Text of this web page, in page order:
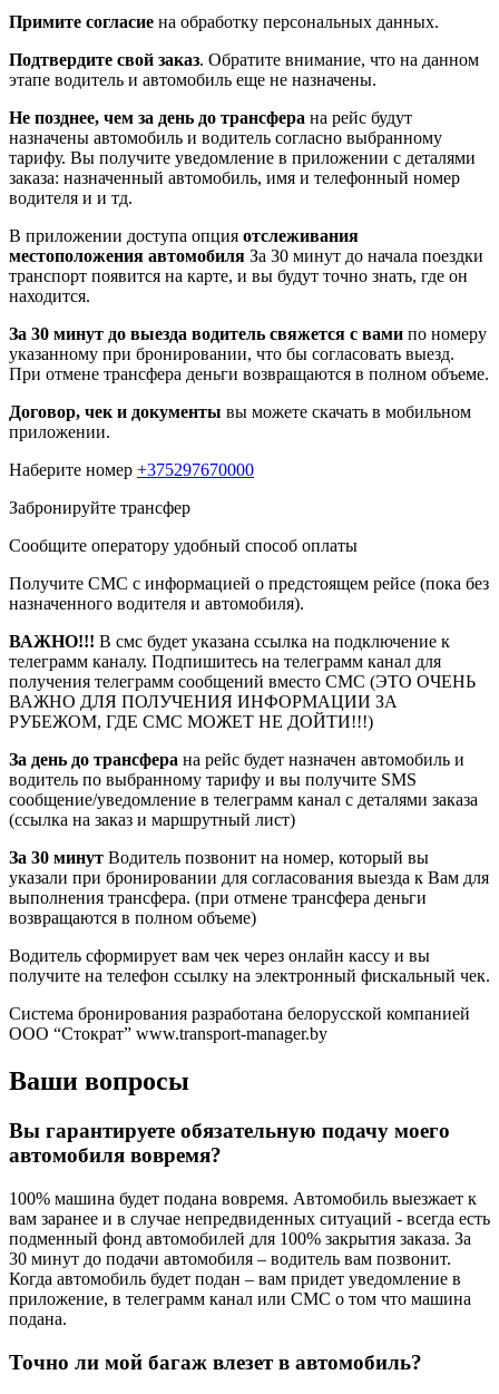
Примите согласие на обработку персональных данных.
Подтвердите свой заказ. Обратите внимание, что на данном
этапе водитель и автомобиль еще не назначены.
Не позднее, чем за день до трансфера на рейс будут
назначены автомобиль и водитель согласно выбранному
тарифу. Вы получите уведомление в приложении c деталями
заказа: назначенный автомобиль, имя и телефонный номер
водителя и и тд.
В приложении доступа опция отслеживания
местоположения автомобиля За 30 минут до начала поездки
транспорт появится на карте, и вы будут точно знать, где он
находится.
За 30 минут до выезда водитель свяжется с вами по номеру
указанному при бронировании, что бы согласовать выезд.
При отмене трансфера деньги возвращаются в полном объеме.
Договор, чек и документы вы можете скачать в мобильном
приложении.
Наберите номер +375297670000
Забронируйте трансфер
Сообщите оператору удобный способ оплаты
Получите СМС с информацией о предстоящем рейсе (пока без
назначенного водителя и автомобиля).
ВАЖНО!!! В смс будет указана ссылка на подключение к
телеграмм каналу. Подпишитесь на телеграмм канал для
получения телеграмм сообщений вместо СМС (ЭТО ОЧЕНЬ
ВАЖНО ДЛЯ ПОЛУЧЕНИЯ ИНФОРМАЦИИ ЗА
РУБЕЖОМ, ГДЕ СМС МОЖЕТ НЕ ДОЙТИ!!!)
За день до трансфера на рейс будет назначен автомобиль и
водитель по выбранному тарифу и вы получите SMS
сообщение/уведомление в телеграмм канал с деталями заказа
(ссылка на заказ и маршрутный лист)
За 30 минут Водитель позвонит на номер, который вы
указали при бронировании для согласования выезда к Вам для
выполнения трансфера. (при отмене трансфера деньги
возвращаются в полном объеме)
Водитель сформирует вам чек через онлайн кассу и вы
получите на телефон ссылку на электронный фискальный чек.
Система бронирования разработана белорусской компанией
ООО “Стократ” www.transport-manager.by
Ваши вопросы
Вы гарантируете обязательную подачу моего
автомобиля вовремя?
100% машина будет подана вовремя. Автомобиль выезжает к
вам заранее и в случае непредвиденных ситуаций - всегда есть
подменный фонд автомобилей для 100% закрытия заказа. За
30 минут до подачи автомобиля – водитель вам позвонит.
Когда автомобиль будет подан – вам придет уведомление в
приложение, в телеграмм канал или СМС о том что машина
подана.
Точно ли мой багаж влезет в автомобиль?